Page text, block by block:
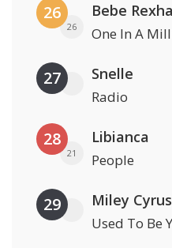
26
26
Bebe
One In A
27 Snelle
Radio
28
21
Libianca
People
29 Miley Cyrus
Used To Be